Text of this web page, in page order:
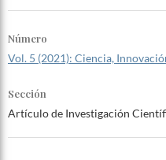
Número
Vol. 5 (2021): Ciencia,
Sección
Artículo de Investigación